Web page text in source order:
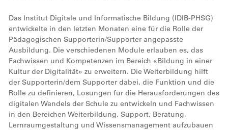
Das Institut Digitale und Informatische Bildung (IDIB-PHSG)
entwickelte in den letzten Monaten eine für die Rolle der
Pädagogischen Supporterin/Supporter angepasste
Ausbildung. Die verschiedenen Module erlauben es, das
Fachwissen und Kompetenzen im Bereich «Bildung in einer
Kultur der Digitalität» zu erweitern. Die Weiterbildung hilft
der Supporterin/dem Supporter dabei, die Funktion und die
Rolle zu definieren, Lösungen für die Herausforderungen des
digitalen Wandels der Schule zu entwickeln und Fachwissen
in den Bereichen Weiterbildung, Support, Beratung,
Lernraumgestaltung und Wissensmanagement aufzubauen